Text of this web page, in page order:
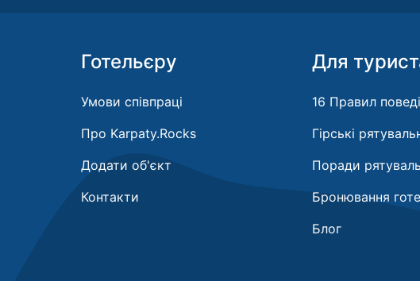
Готельєру
Умови співпраці
Про Karpaty.Rocks
Додати об'єкт
Контакти
Для
16 Правил
Гірські
Поради
Бронювання
Блог